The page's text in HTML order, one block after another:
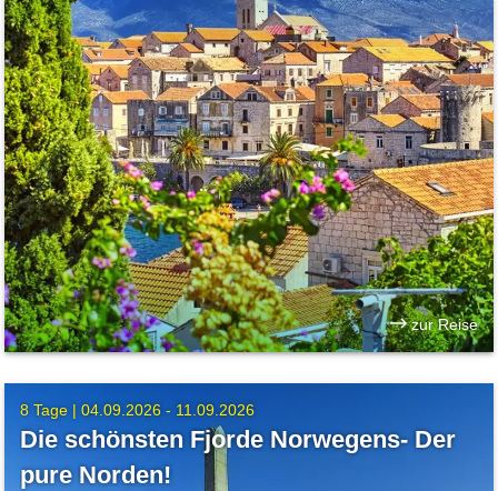
zur Reise
8 Tage |04.09.2026 - 11.09.2026
Die schönsten Fjorde Norwegens- Der
pure Norden!